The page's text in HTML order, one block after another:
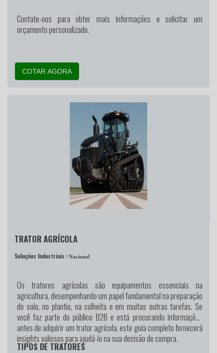
Contate-nos para obter mais informações e solicitar um
orçamento personalizado.
COTAR AGORA
TRATOR AGRÍCOLA
Soluções Industriais / Nacional
Os tratores agrícolas são equipamentos essenciais na
agricultura, desempenhando um papel fundamental na preparação
do solo, no plantio, na colheita e em muitas outras tarefas. Se
você faz parte do público B2B e está procurando informações
antes de adquirir um trator agrícola, este guia completo fornecerá
insights valiosos para ajudá-lo na sua decisão de compra.
TIPOS DE TRATORES